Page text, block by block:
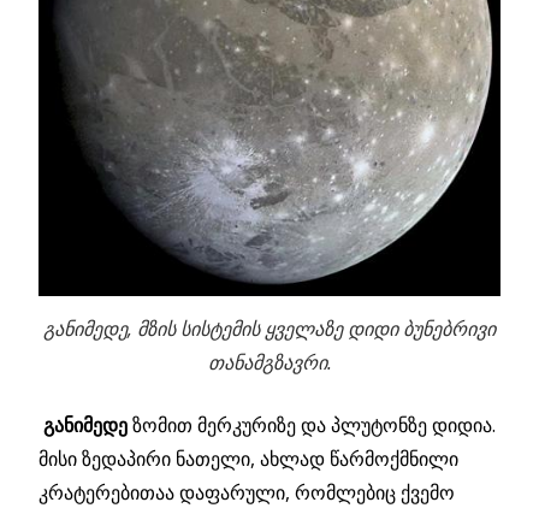
განიმედე, მზის სისტემის ყველაზე დიდი ბუნებრივი
თანამგზავრი.
განიმედეზომით მერკურიზე და პლუტონზე დიდია.
მისი ზედაპირი ნათელი, ახლად წარმოქმნილი
კრატერებითაა დაფარული, რომლებიც ქვემო